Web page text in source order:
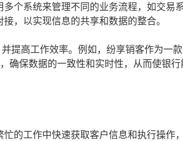
个系统来管理不同的业务流程，如交易系
，以实现信息的共享和数据的整合。
提高工作效率。例如，纷享销客作为一
确保数据的一致性和实时性，从而使银行
的工作中快速获取客户信息和执行操作